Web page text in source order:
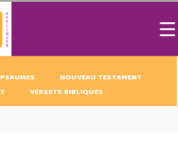
PSAUMES
NOUVEAU TESTAMENT
VERSETS BIBLIQUES